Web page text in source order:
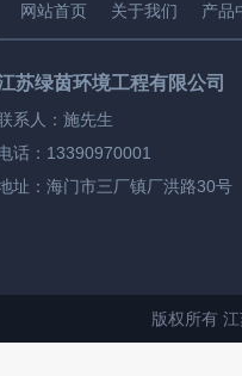
网站首页 关于我们 产品
苏绿茵环境工程有限公司
系人：施先生
话：13390970001
址：海门市三厂镇厂洪路30号
版权所有